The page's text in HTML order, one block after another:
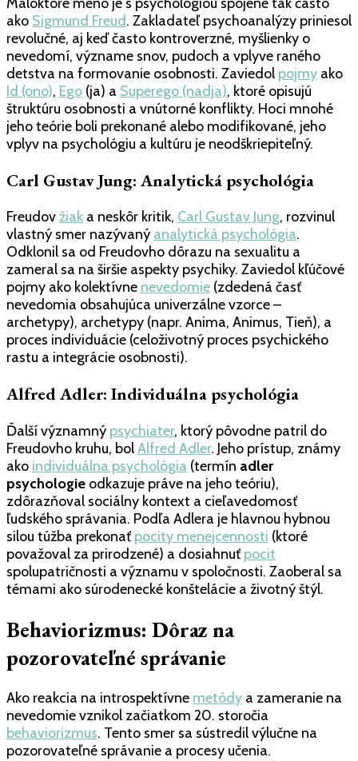
ako Sigmund Freud. Zakladateľ psychoanalýzy priniesol
revolučné, aj keď často kontroverzné, myšlienky o
nevedomí, význame snov, pudoch a vplyve raného
detstva na formovanie osobnosti. Zaviedol pojmy ako
Id (ono), Ego (ja) a Superego (nadja), ktoré opisujú
štruktúru osobnosti a vnútorné konflikty. Hoci mnohé
jeho teórie boli prekonané alebo modifikované, jeho
vplyv na psychológiu a kultúru je neodškriepiteľný.
Carl Gustav Jung: Analytická psychológia
Freudovžiak a neskôr kritik, Carl Gustav Jung, rozvinul
vlastný smer nazývaný analytická psychológia.
Odklonil sa od Freudovho dôrazu na sexualitu a
zameral sa na širšie aspekty psychiky. Zaviedol kľúčové
pojmy ako kolektívne nevedomie (zdedená časť
nevedomia obsahujúca univerzálne vzorce –
archetypy), archetypy (napr. Anima, Animus, Tieň), a
proces individuácie (celoživotný proces psychického
rastu a integrácie osobnosti).
Alfred Adler: Individuálna psychológia
Ďalší významný psychiater, ktorý pôvodne patril do
Freudovho kruhu, bolAlfred Adler. Jeho prístup, známy
ako individuálna psychológia (termín adler
psychologie odkazuje práve na jeho teóriu),
zdôrazňoval sociálny kontext a cieľavedomosť
ľudského správania. Podľa Adlera je hlavnou hybnou
silou túžba prekonať pocity menejcennosti (ktoré
považoval za prirodzené) a dosiahnuť pocit
spolupatričnosti a významu v spoločnosti. Zaoberal sa
témami ako súrodenecké konštelácie a životný štýl.
Behaviorizmus: Dôraz na
pozorovateľné správanie
Ako reakcia na introspektívne metódy a zameranie na
nevedomie vznikol začiatkom 20. storočia
behaviorizmus. Tento smer sa sústredil výlučne na
pozorovateľné správanie a procesy učenia.